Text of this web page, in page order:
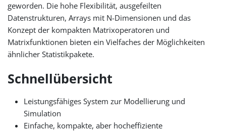
geworden. Die hohe Flexibilität, ausgefeilten
Datenstrukturen, Arrays mit N-Dimensionen und das
Konzept der kompakten Matrixoperatoren und
Matrixfunktionen bieten ein Vielfaches der Möglichkeiten
ähnlicher Statistikpakete.
Schnellübersicht
Leistungsfähiges System zur Modellierung und
Simulation
Einfache, kompakte, aber hocheffiziente